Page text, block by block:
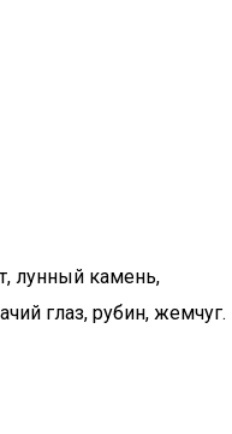
лунный камень,
глаз, рубин, жемчуг.